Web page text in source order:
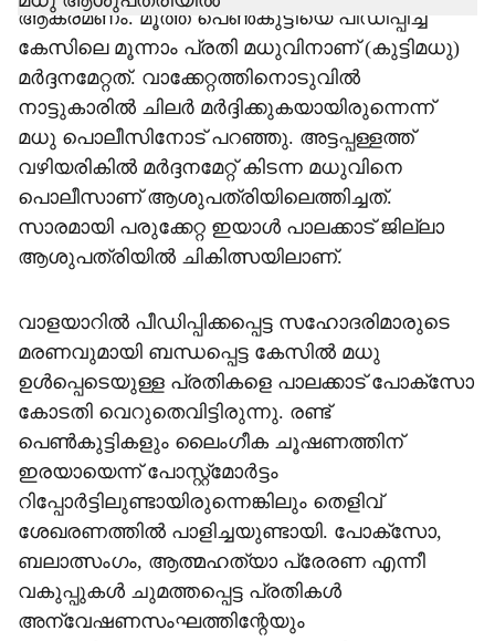
ആക്രമണം. മൂത്ത പെണ്‍കുട്ടിയെ പീഡീപ്പിച്ച
കേസിലെ മൂന്നാം പ്രതി മധുവിനാണ് (കുട്ടിമധു)
മര്‍ദ്ദനമേറ്റത്. വാക്കേറ്റത്തിനൊടുവില്‍
നാട്ടുകാരില്‍ ചിലര്‍ മര്‍ദ്ദിക്കുകയായിരുന്നെന്ന്
മധു പൊലീസിനോട് പറഞ്ഞു. അട്ടപ്പള്ളത്ത്
വഴിയരികില്‍ മര്‍ദ്ദനമേറ്റ് കിടന്ന മധുവിനെ
പൊലീസാണ് ആശുപത്രിയിലെത്തിച്ചത്.
സാരമായി പരുക്കേറ്റ ഇയാള്‍ പാലക്കാട് ജില്ലാ
ആശുപത്രിയില്‍ ചികിത്സയിലാണ്.
വാളയാറില്‍ പീഡിപ്പിക്കപ്പെട്ട സഹോദരിമാരുടെ
മരണവുമായി ബന്ധപ്പെട്ട കേസില്‍ മധു
ഉള്‍പ്പെടെയുള്ള പ്രതികളെ പാലക്കാട് പോക്‌സോ
കോടതി വെറുതെവിട്ടിരുന്നു. രണ്ട്
പെണ്‍കുട്ടികളും ലൈംഗീക ചൂഷണത്തിന്
ഇരയായെന്ന് പോസ്റ്റ്‌മോര്‍ട്ടം
റിപ്പോര്‍ട്ടിലുണ്ടായിരുന്നെങ്കിലും തെളിവ്
ശേഖരണത്തില്‍ പാളിച്ചയുണ്ടായി. പോക്‌സോ,
ബലാത്സംഗം, ആത്മഹത്യാ പ്രേരണ എന്നീ
വകുപ്പുകള്‍ ചുമത്തപ്പെട്ട പ്രതികള്‍
അന്വേഷണസംഘത്തിന്റേയും